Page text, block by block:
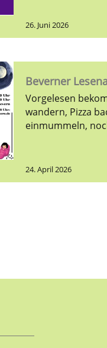
26. Juni 2026
Beverner
Vorgelesen
wandern, Pizza
einmummeln,
24. April 2026